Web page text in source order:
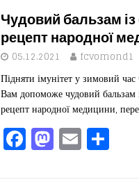
e
b
o
o
k
o
d
o
n
l ит
ис
я
Чудовий бальзам
рецепт народної
05.12.2021 fcvomond1
Підняти імунітет у зимовий
Вам допоможе чудовий
рецепт народної медицини,
F
a
M
a
E
m